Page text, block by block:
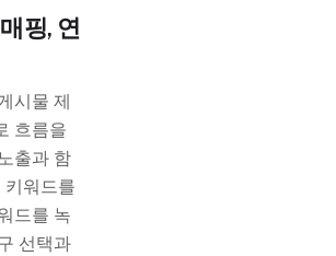
핑, 연
시물 제
흐름을
출과 함
키워드를
드를 녹
선택과